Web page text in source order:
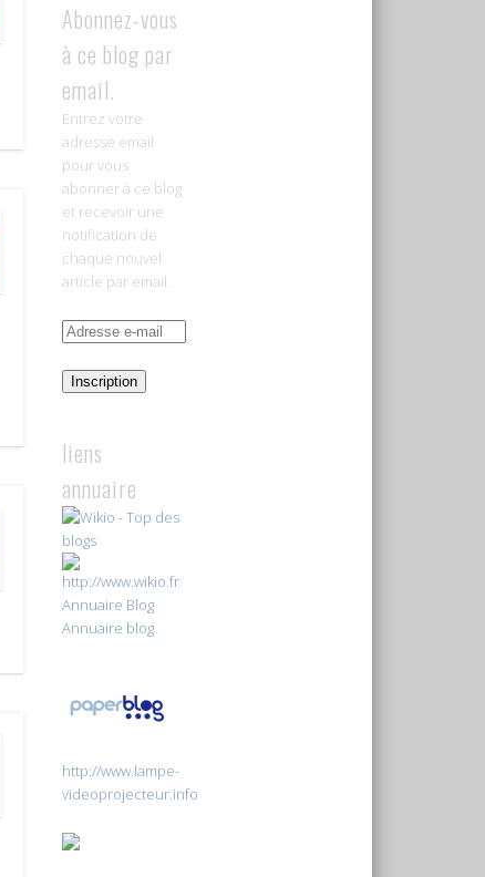
Abonnez-vous
à ce blog par
email.
Entrez votre
adresse email
pour vous
abonner à ce blog
et recevoir une
notification de
chaque nouvel
article par email.
Adresse
mailInscription
liens
annuaire
Annuaire Blog
Annuaire blog
http://www.lampe-
videoprojecteur.info